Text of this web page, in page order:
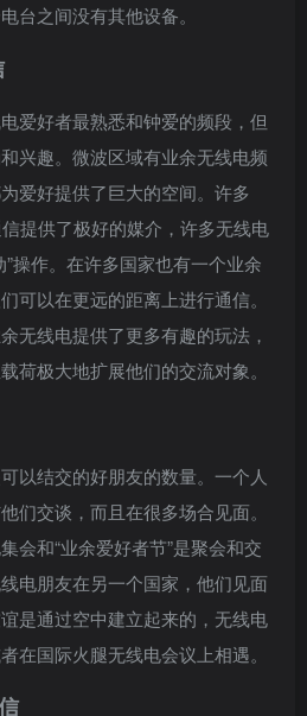
台之间没有其他设备。
爱好者最熟悉和钟爱的频段，但
兴趣。微波区域有业余无线电频
爱好提供了巨大的空间。许多
提供了极好的媒介，许多无线电
操作。在许多国家也有一个业余
可以在更远的距离上进行通信。
无线电提供了更多有趣的玩法，
荷极大地扩展他们的交流对象。
以结交的好朋友的数量。一个人
们交谈，而且在很多场合见面。
会和“业余爱好者节”是聚会和交
电朋友在另一个国家，他们见面
是通过空中建立起来的，无线电
在国际火腿无线电会议上相遇。